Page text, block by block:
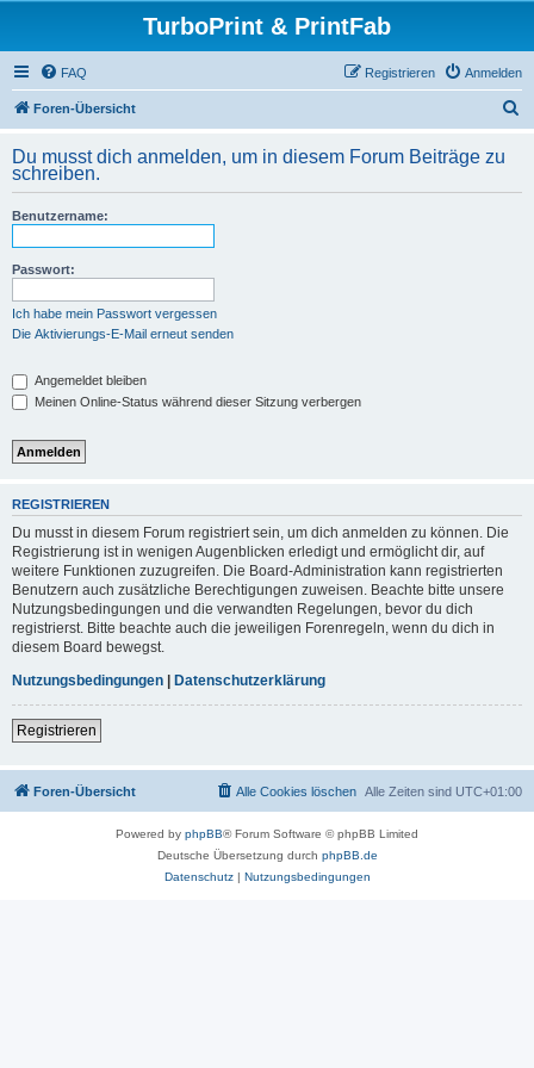
TurboPrint & PrintFab
FAQ Anmelden
Registrieren
Foren-Übersicht
h
Du musst dich anmelden, um in diesem Forum Beiträge zu
schreiben.
Benutzername:
Passwort:
Ich habe mein Passwort vergessen
Die Aktivierungs-E-Mail erneut senden
Angemeldet bleiben
Meinen Online-Status während dieser Sitzung verbergen
REGISTRIEREN
Du musst in diesem Forum registriert sein, um dich anmelden zu können. Die
Registrierung ist in wenigen Augenblicken erledigt und ermöglicht dir, auf
weitere Funktionen zuzugreifen. Die Board-Administration kann registrierten
Benutzern auch zusätzliche Berechtigungen zuweisen. Beachte bitte unsere
Nutzungsbedingungen und die verwandten Regelungen, bevor du dich
registrierst. Bitte beachte auch die jeweiligen Forenregeln, wenn du dich in
diesem Board bewegst.
Nutzungsbedingungen | Datenschutzerklärung
Registrieren
Foren-Übersicht Alle Zeiten sind UTC+01:00
Alle Cookies löschen
Powered by phpBB® Forum Software © phpBB Limited
Deutsche Übersetzung durch phpBB.de
Datenschutz| Nutzungsbedingungen